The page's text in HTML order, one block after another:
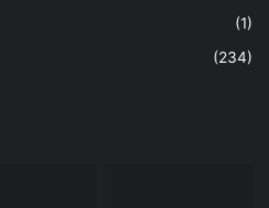
(1)
(234)